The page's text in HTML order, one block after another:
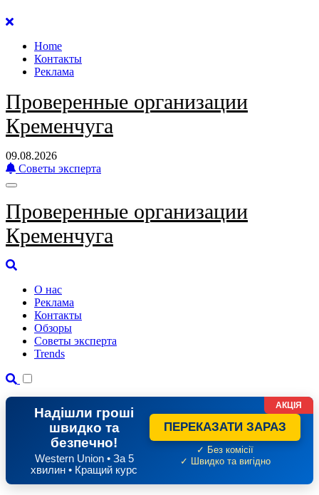
Перейти
содержанию
Home
Контакты
Реклама
Проверенные организации
Кременчуга
09.08.2026
Советы эксперта
Проверенные организации
Кременчуга
О нас
Реклама
Контакты
Обзоры
Советы эксперта
Trends
Надішли гроші
швидко та
безпечно!
Western Union • За 5
хвилин • Кращий курс
ПЕРЕКАЗАТИ ЗАРАЗ
✓ Без комісії
✓ Швидко та вигідно
АКЦІЯ